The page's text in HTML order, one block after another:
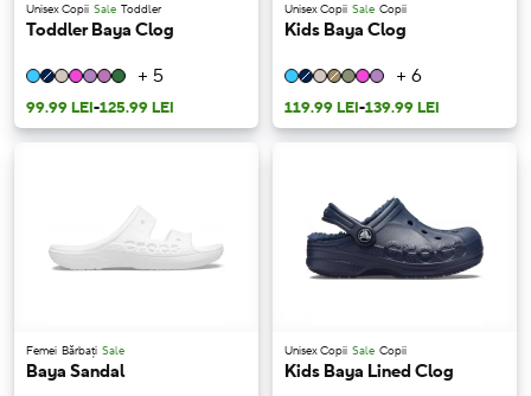
Unisex Copii Sale Toddler
Toddler Baya Clog
+ 5
99.99 LEI-125.99 LEI
Unisex Copii Sale Copii
Kids Baya Clog
+ 6
119.99 LEI-139.99 LEI
Femei Bărbați Sale
Baya Sandal
Unisex Copii Sale Copii
Kids Baya Lined Clog